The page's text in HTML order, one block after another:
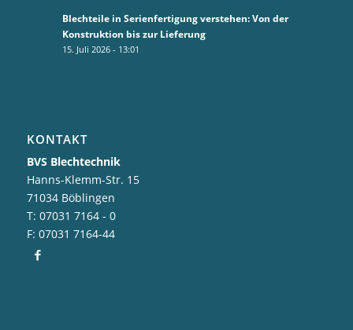
Blechteile in Serienfertigung verstehen: Von der
Konstruktion bis zur Lieferung
15. Juli 2026 - 13:01
KONTAKT
BVS Blechtechnik
Hanns-Klemm-Str. 15
71034 Böblingen
T: 07031 7164 - 0
F: 07031 7164-44